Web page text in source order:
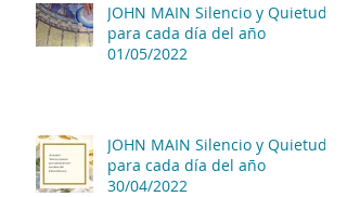
JOHN MAIN Silencio y Quietud
para cada día del año
01/05/2022
JOHN MAIN Silencio y Quietud
para cada día del año
30/04/2022